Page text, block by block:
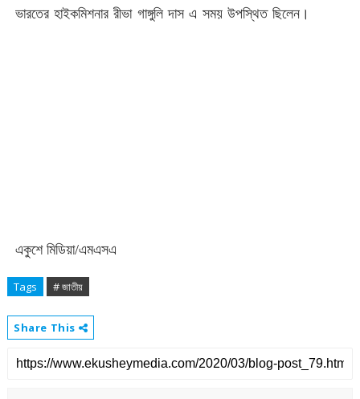
ভারতের হাইকমিশনার রীভা গাঙ্গুলি দাস এ সময় উপস্থিত ছিলেন।
একুশে মিডিয়া/এমএসএ
Tags # জাতীয়
Share This